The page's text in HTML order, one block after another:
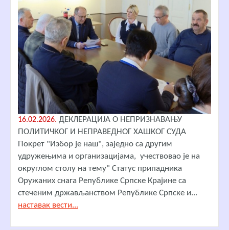
16.02.2026. ДЕКЛЕРАЦИЈА О НЕПРИЗНАВАЊУ
ПОЛИТИЧКОГ И НЕПРАВЕДНОГ ХАШКОГ СУДА
Покрет "Избор је наш", заједно са другим
удружењима и организацијама, учествовао је на
округлом столу на тему" Статус припадника
Оружаних снага Републике Српске Крајине са
стеченим држављанством Републике Српске и...
наставак вести...